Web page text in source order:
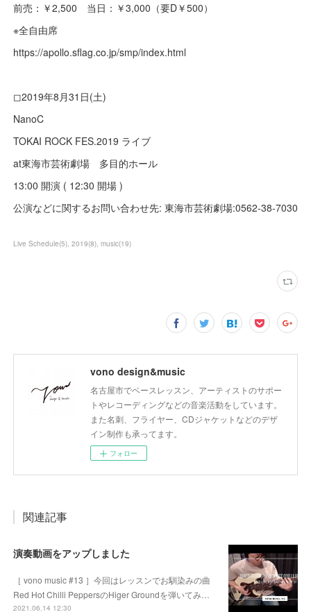
前売：￥2,500 当日：￥3,000（要D￥500）
※全自由席
https://apollo.sflag.co.jp/smp/index.html
◻︎2019年8月31日(土)
NanoC
TOKAI ROCK FES.2019 ライブ
at東海市芸術劇場 多目的ホール
13:00 開演 ( 12:30 開場 )
公演などに関するお問い合わせ先: 東海市芸術劇場:0562-38-7030
Live Schedule(5) 2019(8) music(19)
vono design&music
名古屋市でベースレッスン、アーティストのサポー
トやレコーディングなどの音楽活動をしています。
また名刺、フライヤー、CDジャケットなどのデザ
イン制作も承ってます。
フォロー
関連記事
演奏動画をアップしました
［ vono music #13 ］今回はレッスンでお馴染みの曲
Red Hot Chilli PeppersのHiger Groundを弾いてみ…
2021.06.14 12:30